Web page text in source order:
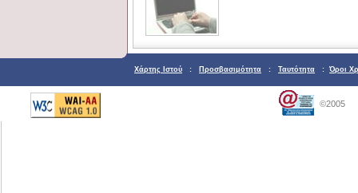
Χάρτης Ιστού : Προσβασιμότητα : Ταυτότητα : Όροι
©2005